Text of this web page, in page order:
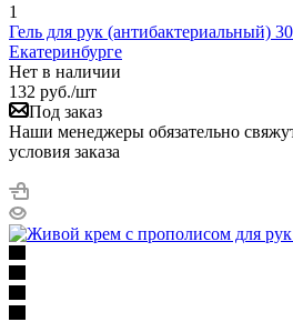
1
Гель для рук (антибактериальный)
Екатеринбурге
Нет в наличии
132 руб./шт
Под заказ
Наши менеджеры обязательно
условия заказа